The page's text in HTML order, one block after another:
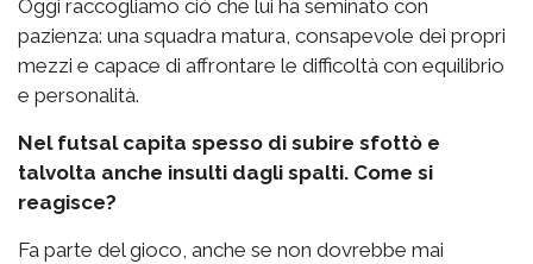
Oggi raccogliamo ciò che lui ha seminato con
pazienza: una squadra matura, consapevole dei propri
mezzi e capace di affrontare le difficoltà con equilibrio
e personalità.
Nel futsal capita spesso di subire sfottò e
talvolta anche insulti dagli spalti. Come si
reagisce?
Fa parte del gioco, anche se non dovrebbe mai